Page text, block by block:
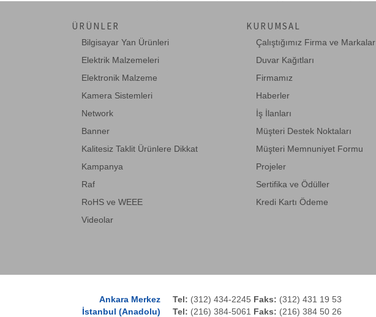
ÜRÜNLER
Bilgisayar Yan Ürünleri
Elektrik Malzemeleri
Elektronik Malzeme
Kamera Sistemleri
Network
Banner
Kalitesiz Taklit Ürünlere Dikkat
Kampanya
Raf
RoHS ve WEEE
Videolar
KURUMSAL
Çalıştığımız Firma ve Markalar
Duvar Kağıtları
Firmamız
Haberler
İş İlanları
Müşteri Destek Noktaları
Müşteri Memnuniyet Formu
Projeler
Sertifika ve Ödüller
Kredi Kartı Ödeme
Ankara Merkez Tel: (312) 434-2245 Faks: (312) 431 19 53
İstanbul (Anadolu)
Tel: (216) 384-5061 Faks: (216) 384 50 26